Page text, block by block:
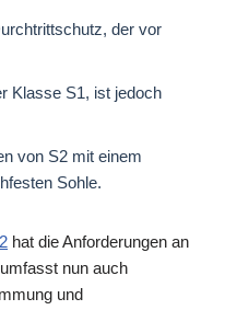
der vor
Klasse S1, ist jedoch
von S2 mit einem
Sohle.
hat die Anforderungen an
nun auch
und